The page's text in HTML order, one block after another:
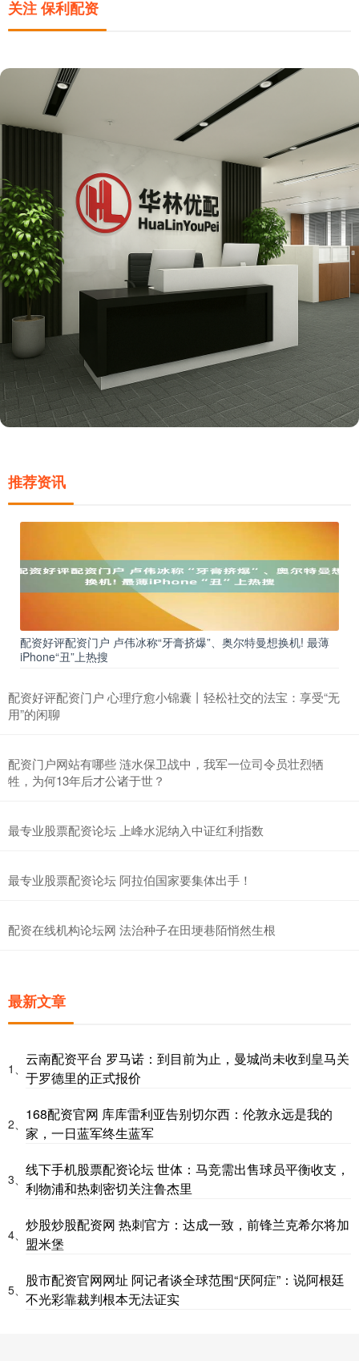
关注 保利配资
推荐资讯
配资好评配资门户 卢伟冰称“牙膏挤爆”、奥尔特曼想换机! 最薄
iPhone“丑”上热搜
配资好评配资门户 心理疗愈小锦囊丨轻松社交的法宝：享受“无
用”的闲聊
配资门户网站有哪些 涟水保卫战中，我军一位司令员壮烈牺
牲，为何13年后才公诸于世？
最专业股票配资论坛 上峰水泥纳入中证红利指数
最专业股票配资论坛 阿拉伯国家要集体出手！
配资在线机构论坛网 法治种子在田埂巷陌悄然生根
最新文章
1、
云南配资平台 罗马诺：到目前为止，曼城尚未收到皇马关
于罗德里的正式报价
2、
168配资官网 库库雷利亚告别切尔西：伦敦永远是我的
家，一日蓝军终生蓝军
3、
线下手机股票配资论坛 世体：马竞需出售球员平衡收支，
利物浦和热刺密切关注鲁杰里
4、
炒股炒股配资网 热刺官方：达成一致，前锋兰克希尔将加
盟米堡
5、
股市配资官网网址 阿记者谈全球范围“厌阿症”：说阿根廷
不光彩靠裁判根本无法证实